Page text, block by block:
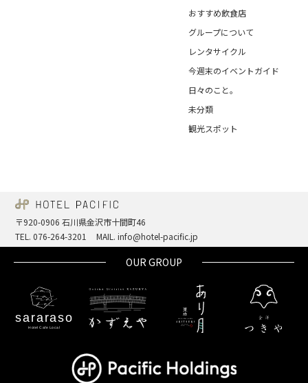
おすすめ飲食店
グループについて
レンタサイクル
今週末のイベントガイド
日々のこと。
未分類
観光スポット
〒920-0906 石川県金沢市十間町46
TEL. 076-264-3201
MAIL. info@hotel-pacific.jp
OUR GROUP